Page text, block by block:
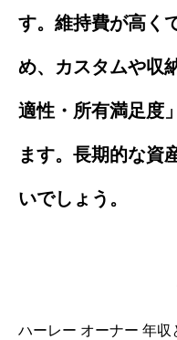
す。維持費が高く
め、カスタムや収
適性・所有満足度
ます。長期的な資
いでしょう。
ハーレー オーナー 年